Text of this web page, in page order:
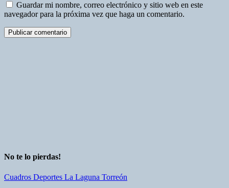
Guardar mi nombre, correo electrónico y sitio web en este
navegador para la próxima vez que haga un comentario.
No te lo pierdas!
Cuadros Deportes La Laguna Torreón